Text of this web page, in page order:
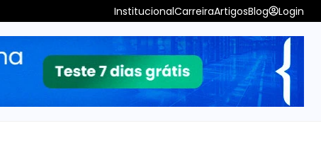
InstitucionalCarreiraArtigosBlog Login